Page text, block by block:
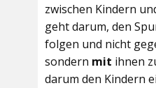
zwischen Kindern
geht darum, den
folgen und nicht
sondern mit ihnen
darum den Kindern